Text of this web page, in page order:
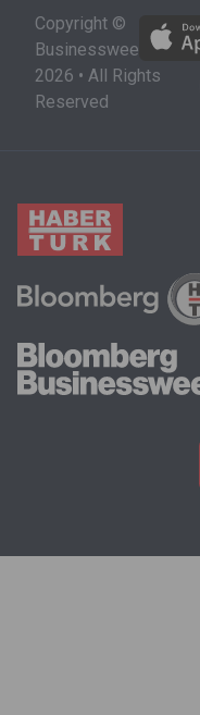
Copyright ©
Businessweek
2026 • All Rights
Reserved